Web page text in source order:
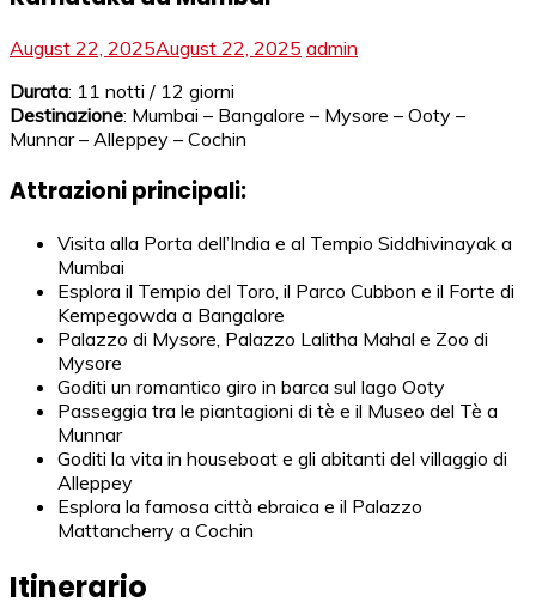
August 22, 2025August 22, 2025 admin
Durata: 11 notti / 12 giorni
Destinazione: Mumbai – Bangalore – Mysore – Ooty –
Munnar – Alleppey – Cochin
Attrazioni principali:
Visita alla Porta dell’India e al Tempio Siddhivinayak a
Mumbai
Esplora il Tempio del Toro, il Parco Cubbon e il Forte di
Kempegowda a Bangalore
Palazzo di Mysore, Palazzo Lalitha Mahal e Zoo di
Mysore
Goditi un romantico giro in barca sul lago Ooty
Passeggia tra le piantagioni di tè e il Museo del Tè a
Munnar
Goditi la vita in houseboat e gli abitanti del villaggio di
Alleppey
Esplora la famosa città ebraica e il Palazzo
Mattancherry a Cochin
Itinerario